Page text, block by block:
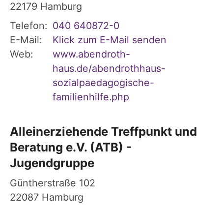
22179 Hamburg
Telefon: 040 640872-0
E-Mail:
Klick zum E-Mail senden
Web:
www.abendroth-
haus.de/abendrothhaus-
sozialpaedagogische-
familienhilfe.php
Alleinerziehende Treffpunkt und
Beratung e.V. (ATB) -
Jugendgruppe
Güntherstraße 102
22087 Hamburg